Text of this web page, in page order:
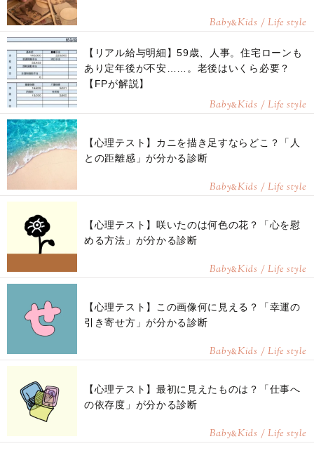
Baby&Kids / Life style
【リアル給与明細】59歳、人事。住宅ローンも
あり定年後が不安……。老後はいくら必要？
【FPが解説】
Baby&Kids / Life style
【心理テスト】カニを描き足すならどこ？「人
との距離感」が分かる診断
Baby&Kids / Life style
【心理テスト】咲いたのは何色の花？「心を慰
める方法」が分かる診断
Baby&Kids / Life style
【心理テスト】この画像何に見える？「幸運の
引き寄せ方」が分かる診断
Baby&Kids / Life style
【心理テスト】最初に見えたものは？「仕事へ
の依存度」が分かる診断
Baby&Kids / Life style